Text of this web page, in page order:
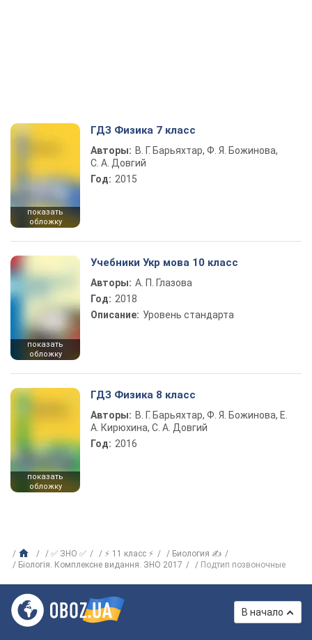
показать
обложку
ГДЗ Физика 7 класс
Авторы: В. Г. Барьяхтар, Ф. Я. Божинова,
С. А. Довгий
Год: 2015
показать
обложку
Учебники Укр мова 10 класс
Авторы: А. П. Глазова
Год: 2018
Описание: Уровень стандарта
показать
обложку
ГДЗ Физика 8 класс
Авторы: В. Г. Барьяхтар, Ф. Я. Божинова, Е.
А. Кирюхина, С. А. Довгий
Год: 2016
✅ ЗНО ✅ ⚡ 11 класс ⚡
Биология ✍
Біологія. Комплексне видання. ЗНО 2017
Подтип позвоночные
В начало